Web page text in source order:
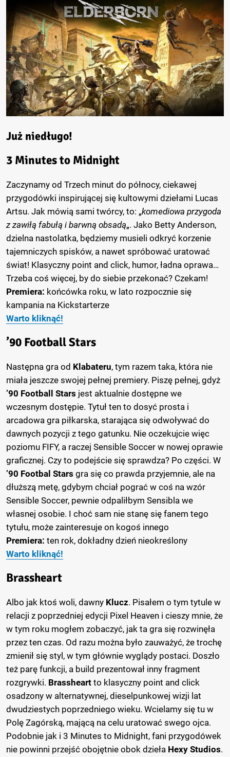
Już niedługo!
3 Minutes to Midnight
Zaczynamy od Trzech minut do północy, ciekawej
przygodówki inspirującej się kultowymi dziełami Lucas
Artsu. Jak mówią sami twórcy, to: „komediowa przygoda
z zawiłą fabułą i barwną obsadą„. Jako Betty Anderson,
dzielna nastolatka, będziemy musieli odkryć korzenie
tajemniczych spisków, a nawet spróbować uratować
świat! Klasyczny point and click, humor, ładna oprawa…
Trzeba coś więcej, by do siebie przekonać? Czekam!
Premiera: końcówka roku, w lato rozpocznie się
kampania na Kickstarterze
Warto kliknąć!
’90 Football Stars
Następna gra od Klabateru, tym razem taka, która nie
miała jeszcze swojej pełnej premiery. Piszę pełnej, gdyż
’90 Football Stars jest aktualnie dostępne we
wczesnym dostępie. Tytuł ten to dosyć prosta i
arcadowa gra piłkarska, starająca się odwoływać do
dawnych pozycji z tego gatunku. Nie oczekujcie więc
poziomu FIFY, a raczej Sensible Soccer w nowej oprawie
graficznej. Czy to podejście się sprawdza? Po części. W
’90 Footbal Stars gra się co prawda przyjemnie, ale na
dłuższą metę, gdybym chciał pograć w coś na wzór
Sensible Soccer, pewnie odpaliłbym Sensibla we
własnej osobie. I choć sam nie stanę się fanem tego
tytułu, może zainteresuje on kogoś innego
Premiera: ten rok, dokładny dzień nieokreślony
Warto kliknąć!
Brassheart
Albo jak ktoś woli, dawny Klucz. Pisałem o tym tytule w
relacji z poprzedniej edycji Pixel Heaven i cieszy mnie, że
w tym roku mogłem zobaczyć, jak ta gra się rozwinęła
przez ten czas. Od razu można było zauważyć, że trochę
zmienił się styl, w tym głównie wyglądy postaci. Doszło
też parę funkcji, a build prezentował inny fragment
rozgrywki. Brassheart to klasyczny point and click
osadzony w alternatywnej, dieselpunkowej wizji lat
dwudziestych poprzedniego wieku. Wcielamy się tu w
Polę Zagórską, mającą na celu uratować swego ojca.
Podobnie jak i 3 Minutes to Midnight, fani przygodówek
nie powinni przejść obojętnie obok dzieła Hexy Studios.